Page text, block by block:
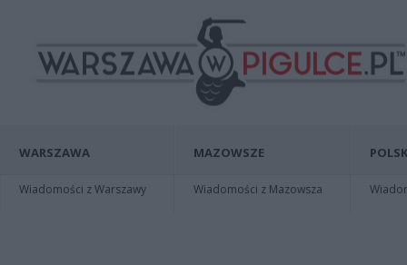
WARSZAWA
Wiadomości z Warszawy
MAZOWSZE
Wiadomości z Mazowsza